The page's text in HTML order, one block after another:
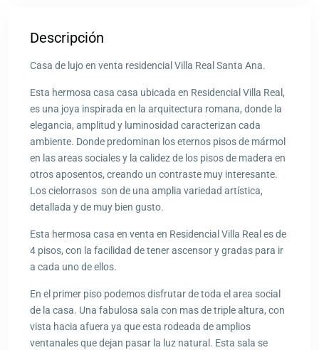
Descripción
Casa de lujo en venta residencial Villa Real Santa Ana.
Esta hermosa casa casa ubicada en Residencial Villa Real,
es una joya inspirada en la arquitectura romana, donde la
elegancia, amplitud y luminosidad caracterizan cada
ambiente. Donde predominan los eternos pisos de mármol
en las areas sociales y la calidez de los pisos de madera en
otros aposentos, creando un contraste muy interesante.
Los cielorrasos son de una amplia variedad artística,
detallada y de muy bien gusto.
Esta hermosa casa en venta en Residencial Villa Real es de
4 pisos, con la facilidad de tener ascensor y gradas para ir
a cada uno de ellos.
En el primer piso podemos disfrutar de toda el area social
de la casa. Una fabulosa sala con mas de triple altura, con
vista hacia afuera ya que esta rodeada de amplios
ventanales que dejan pasar la luz natural. Esta sala se